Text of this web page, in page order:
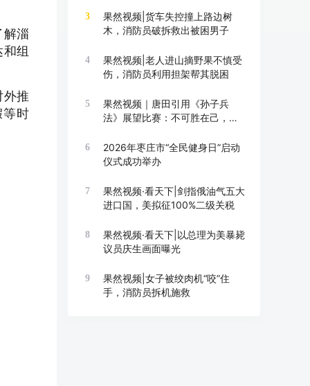
解淄
组
外推
等时
3
果然视频|货车失控撞上路边树
木，消防员破拆救出被困男子
4
果然视频|老人进山摘野果不慎受
伤，消防员利用担架帮其脱困
5
果然视频｜唐田引用《孙子兵
法》展望比赛：不可胜在己，可
6
2026年枣庄市“全民健身日”启动
仪式成功举办
7
果然视频·看天下|剑指俄油气五大
进口国，美拟征100%二级关税
8
果然视频·看天下|以总理为美暴毙
议员庆生画面曝光
9
果然视频|女子被绞肉机“咬”住
手，消防员拆机施救